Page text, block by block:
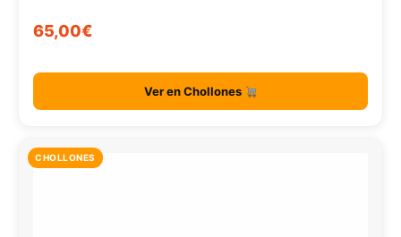
65,00€
Ver en Chollones
CHOLLONES